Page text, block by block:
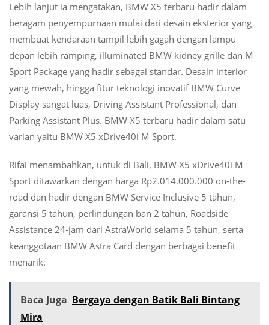
Lebih lanjut ia mengatakan, BMW X5 terbaru hadir dalam
beragam penyempurnaan mulai dari desain eksterior yang
membuat kendaraan tampil lebih gagah dengan lampu
depan lebih ramping, illuminated BMW kidney grille dan M
Sport Package yang hadir sebagai standar. Desain interior
yang mewah, hingga fitur teknologi inovatif BMW Curve
Display sangat luas, Driving Assistant Professional, dan
Parking Assistant Plus. BMW X5 terbaru hadir dalam satu
varian yaitu BMW X5 xDrive40i M Sport.
Rifai menambahkan, untuk di Bali, BMW X5 xDrive40i M
Sport ditawarkan dengan harga Rp2.014.000.000 on-the-
road dan hadir dengan BMW Service Inclusive 5 tahun,
garansi 5 tahun, perlindungan ban 2 tahun, Roadside
Assistance 24-jam dari AstraWorld selama 5 tahun, serta
keanggotaan BMW Astra Card dengan berbagai benefit
menarik.
Baca Juga Bergaya dengan Batik Bali Bintang
Mira